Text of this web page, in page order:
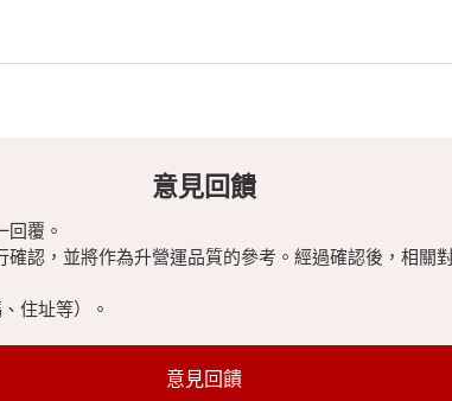
意見回饋
覆。
認，並將作為升營運品質的參考。經過確認後，相關
住址等）。
意見回饋